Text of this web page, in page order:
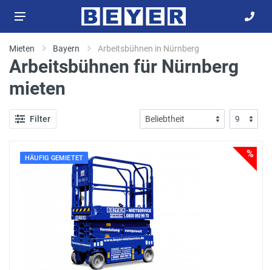
Mieten Bayern Arbeitsbühnen in Nürnberg
Arbeitsbühnen für Nürnberg
mieten
Filter
HÄUFIG GEMIETET %